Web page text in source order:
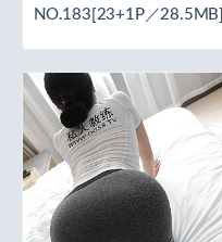
NO.183[23+1P／28.5MB]